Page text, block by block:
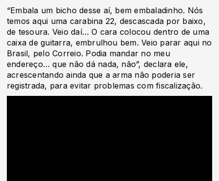
“Embala um bicho desse aí, bem embaladinho. Nós
temos aqui uma carabina 22, descascada por baixo,
de tesoura. Veio daí… O cara colocou dentro de uma
caixa de guitarra, embrulhou bem. Veio parar aqui no
Brasil, pelo Correio. Podia mandar no meu
endereço… que não dá nada, não”, declara ele,
acrescentando ainda que a arma não poderia ser
registrada, para evitar problemas com fiscalização.